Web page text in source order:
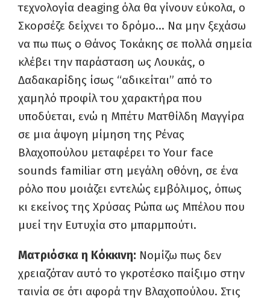
τεχνολογία deaging όλα θα γίνουν εύκολα, ο
Σκορσέζε δείχνει το δρόμο… Να μην ξεχάσω
να πω πως ο Θάνος Τοκάκης σε πολλά σημεία
κλέβει την παράσταση ως Λουκάς, ο
Δαδακαρίδης ίσως “αδικείται” από το
χαμηλό προφίλ του χαρακτήρα που
υποδύεται, ενώ η Μπέτυ Ματθίλδη Μαγγίρα
σε μια άψογη μίμηση της Ρένας
Βλαχοπούλου μεταφέρει το Your face
sounds familiar στη μεγάλη οθόνη, σε ένα
ρόλο που μοιάζει εντελώς εμβόλιμος, όπως
κι εκείνος της Χρύσας Ρώπα ως Μπέλου που
μυεί την Ευτυχία στο μπαρμπούτι.
Ματριόσκα η Κόκκινη: Νομίζω πως δεν
χρειαζόταν αυτό το γκροτέσκο παίξιμο στην
ταινία σε ότι αφορά την Βλαχοπούλου. Στις